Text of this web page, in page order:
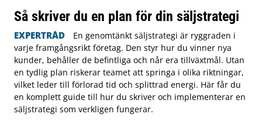
Så skriver du en plan för din säljstrategi
EXPERTRÅD
En genomtänkt säljstrategi är ryggraden i
varje framgångsrikt företag. Den styr hur du vinner nya
kunder, behåller de befintliga och når era tillväxtmål. Utan
en tydlig plan riskerar teamet att springa i olika riktningar,
vilket leder till förlorad tid och splittrad energi. Här får du
en komplett guide till hur du skriver och implementerar en
säljstrategi som verkligen fungerar.